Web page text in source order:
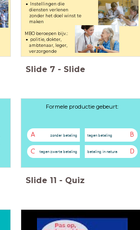
Instellingen die
diensten verlenen
zonder het doel winst te
maken
MBO beroepen bijv.:
politie, dokter,
ambtenaar, leger,
verzorgende
Slide 7 - Slide
Formele productie gebeurt:
A zonder betaling B
tegen betaling
C tegen zwarte betaling D
betaling in natura
Slide 11 - Quiz